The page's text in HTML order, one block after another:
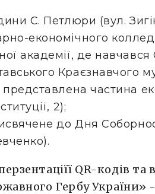
С. Петлюри (вул.
економічного
академії, де
Краєзнавчого
частина
2);
до Дня
QR-кодів та
Гербу України»